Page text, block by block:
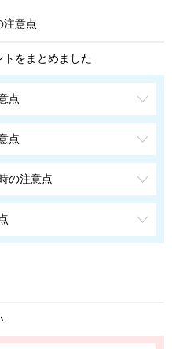
注意点
をまとめました
点
点
の注意点